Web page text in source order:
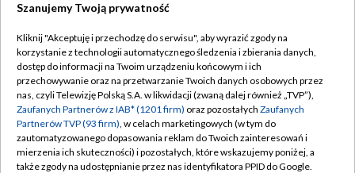
TVP
Abonament TVP
Emisja w TVP
Centrum informacji TVP
Naziemna Telewizja Cyfrowa
Regulamin TVP
Polityka prywatności
Moje zgody
Pomoc
Szanujemy Twoją prywatność
Kliknij "Akceptuję i przechodzę do serwisu", aby wyrazić zgody na
korzystanie z technologii automatycznego śledzenia i zbierania danych,
dostęp do informacji na Twoim urządzeniu końcowym i ich
przechowywanie oraz na przetwarzanie Twoich danych osobowych przez
nas, czyli Telewizję Polską S.A. w likwidacji (zwaną dalej również „TVP”),
Zaufanych Partnerów z IAB* (1201 firm) oraz pozostałych Zaufanych
Partnerów TVP (93 firm), w celach marketingowych (w tym do
zautomatyzowanego dopasowania reklam do Twoich zainteresowań i
mierzenia ich skuteczności) i pozostałych, które wskazujemy poniżej, a
także zgody na udostępnianie przez nas identyfikatora PPID do Google.